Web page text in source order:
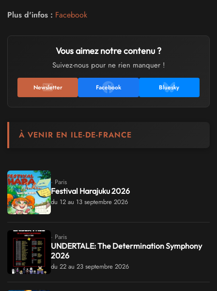
Plus d'infos : Facebook
Vous aimez notre contenu ?
Suivez-nous pour ne rien manquer !
Newsletter Facebook Bluesky
À VENIR EN ILE-DE-FRANCE
· Paris
Festival Harajuku 2026
du 12 au 13 septembre 2026
· Paris
UNDERTALE: The Determination Symphony
2026
du 22 au 23 septembre 2026